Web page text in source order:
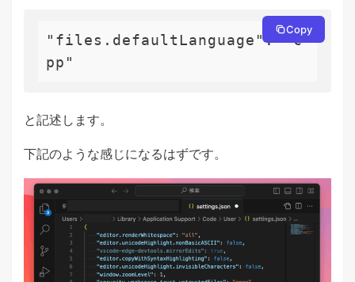
"files.defaultLanguage": "c
pp"
Copy
と記述します。
下記のような感じになるはずです。